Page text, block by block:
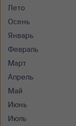
Лето
Осень
Январь
Февраль
Март
Апрель
Май
Июнь
Июль